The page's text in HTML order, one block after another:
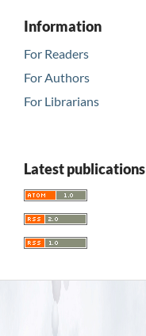
Information
For Readers
For Authors
For Librarians
Latest publications